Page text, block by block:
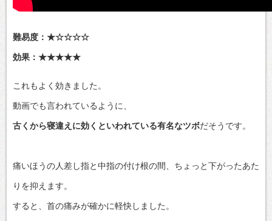
難易度：★☆☆☆☆
効果：★★★★★
これもよく効きました。
動画でも言われているように、
古くから寝違えに効くといわれている有名なツボだそうです。
痛いほうの人差し指と中指の付け根の間、ちょっと下がったあた
りを抑えます。
すると、首の痛みが確かに軽快しました。